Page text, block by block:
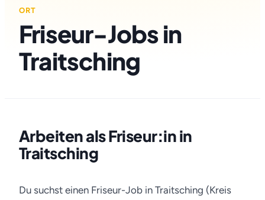
Für Bewerber
Marken
ORT
Friseur-Jobs in
Traitsching
Arbeiten als Friseur:in in
Traitsching
Du suchst einen Friseur-Job in Traitsching (Kreis